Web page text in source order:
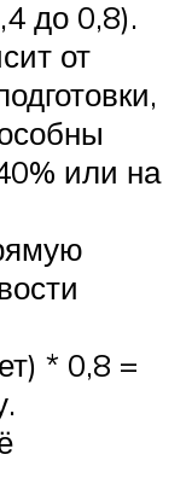
до 0,8).
от
или на
* 0,8 =